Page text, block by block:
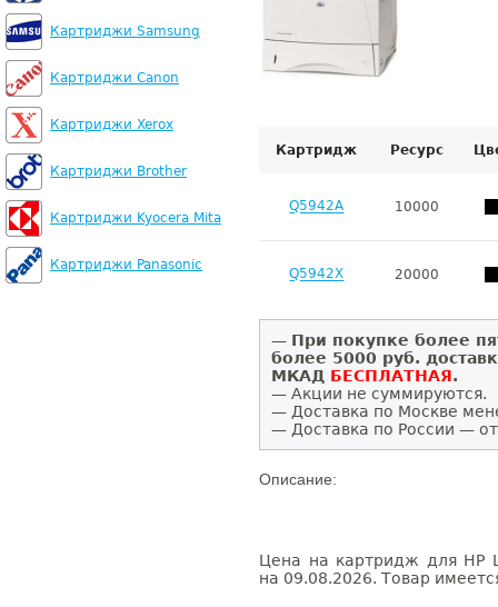
Картриджи Samsung
Картриджи Canon
Картриджи Xerox
Картриджи Brother
Картриджи Kyocera Mita
Картриджи Panasonic
Картридж Ресурс
Q5942A 10000
Q5942X 20000
— При покупке более
более 5000 руб.
МКАД БЕСПЛАТНАЯ.
— Акции не суммируются.
— Доставка по Москве
— Доставка по России —
Описание:
Цена на картридж для HP
на 09.08.2026. Товар